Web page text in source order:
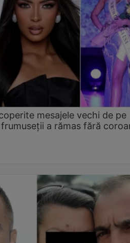
mesajele vechi de pe
a rămas fără